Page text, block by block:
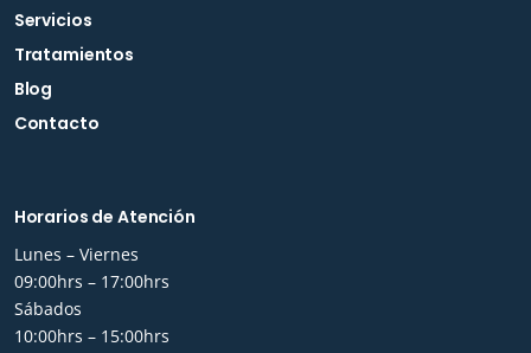
Servicios
Tratamientos
Blog
Contacto
Horarios de Atención
Lunes – Viernes
09:00hrs – 17:00hrs
Sábados
10:00hrs – 15:00hrs